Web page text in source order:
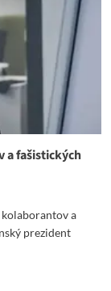
a fašistických
a
prezident